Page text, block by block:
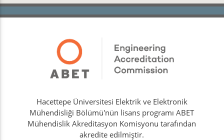
Hacettepe Üniversitesi Elektrik ve Elektronik
Mühendisliği Bölümü'nün lisans programı ABET
Mühendislik Akreditasyon Komisyonu tarafından
akredite edilmiştir.